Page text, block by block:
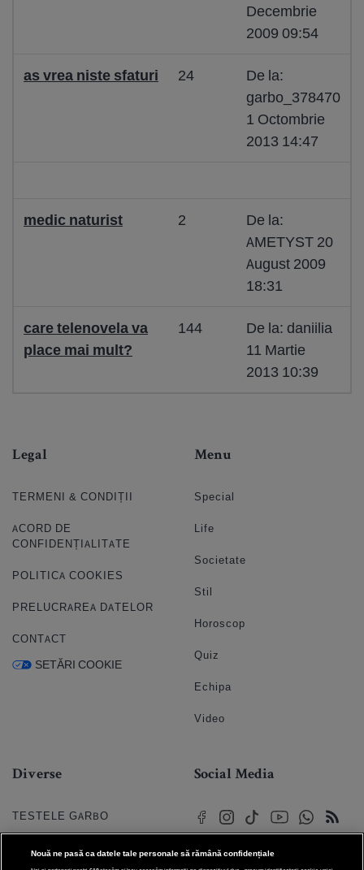
Decembrie
2009 09:54
as vrea niste sfaturi 24
De la:
garbo_378470
1 Octombrie
2013 14:47
medic naturist 2
De la:
AMETYST 20
August 2009
18:31
care telenovela va
place mai mult?
144
De la: daniilia
11 Martie
2013 10:39
Legal
TERMENI & CONDIȚII
ACORD DE
CONFIDENȚIALITATE
POLITICA COOKIES
PRELUCRAREA DATELOR
CONTACT
SETĂRI COOKIE
Menu
Special
Life
Societate
Stil
Horoscop
Quiz
Echipa
Video
Diverse
TESTELE GARBO
HOROSCOP
Social Media
Nouă ne pasă ca datele tale personale să rămână confidențiale